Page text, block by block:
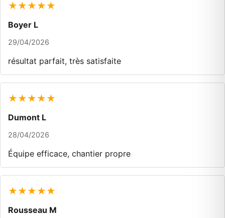
★★★★★
Boyer L
29/04/2026
résultat parfait, très satisfaite
★★★★★
Dumont L
28/04/2026
Équipe efficace, chantier propre
★★★★★
Rousseau M